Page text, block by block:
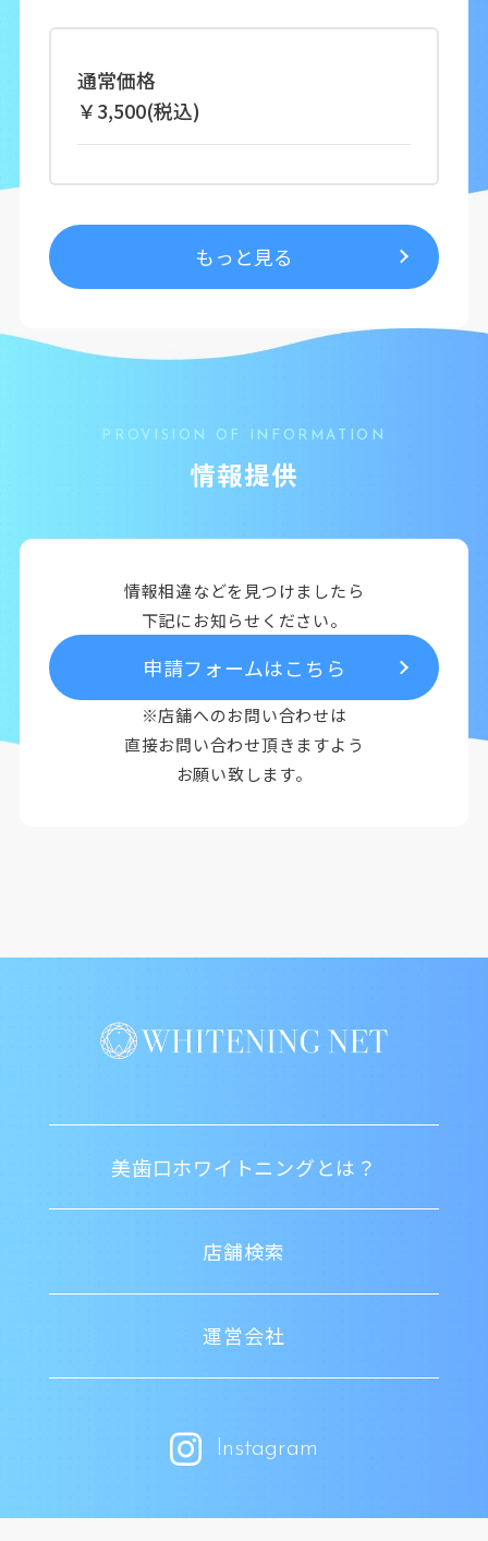
通常価格
￥3,500(税込)
もっと見る
PROVISION OF INFORMATION
情報提供
情報相違などを見つけましたら
下記にお知らせください。
申請フォームはこちら
※店舗へのお問い合わせは
直接お問い合わせ頂きますよう
お願い致します。
美歯口ホワイトニングとは？
店舗検索
運営会社
Instagram